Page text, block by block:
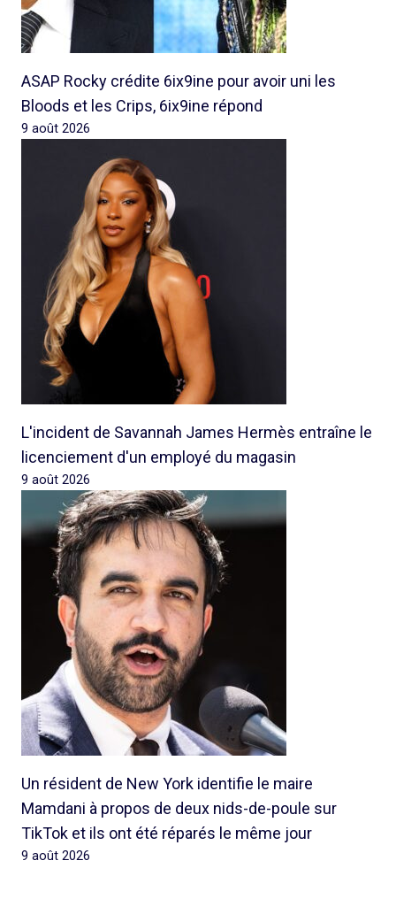
ASAP Rocky crédite 6ix9ine pour avoir uni les
Bloods et les Crips, 6ix9ine répond
9 août 2026
L'incident de Savannah James Hermès entraîne le
licenciement d'un employé du magasin
9 août 2026
Un résident de New York identifie le maire
Mamdani à propos de deux nids-de-poule sur
TikTok et ils ont été réparés le même jour
9 août 2026